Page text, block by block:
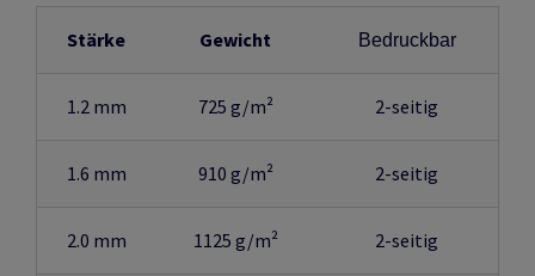
Stärke Gewicht Bedruckbar
1.2 mm 725 g/m² 2-seitig
1.6 mm 910 g/m² 2-seitig
2.0 mm 1125 g/m² 2-seitig